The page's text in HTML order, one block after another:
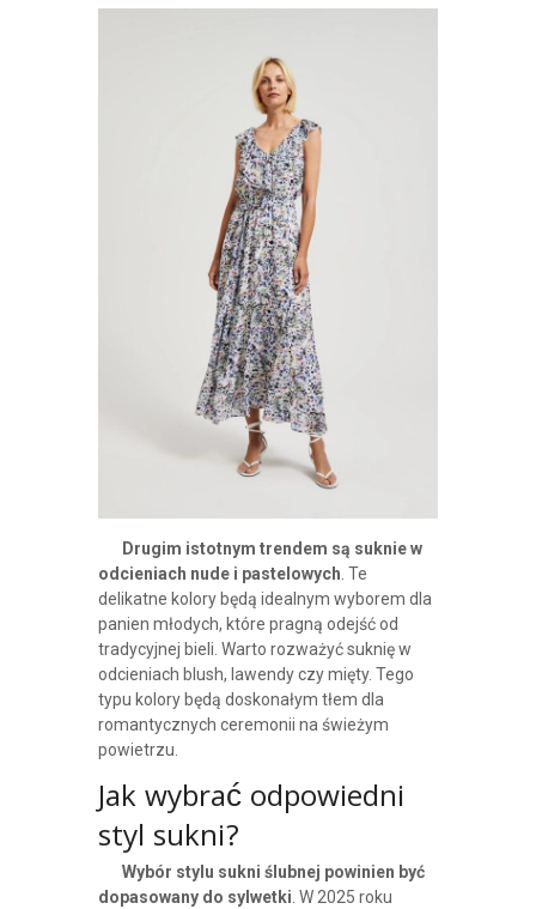
Drugim istotnym trendem są suknie w
odcieniach nude i pastelowych. Te
delikatne kolory będą idealnym wyborem dla
panien młodych, które pragną odejść od
tradycyjnej bieli. Warto rozważyć suknię w
odcieniach blush, lawendy czy mięty. Tego
typu kolory będą doskonałym tłem dla
romantycznych ceremonii na świeżym
powietrzu.
Jak wybrać odpowiedni
styl sukni?
Wybór stylu sukni ślubnej powinien być
dopasowany do sylwetki. W 2025 roku